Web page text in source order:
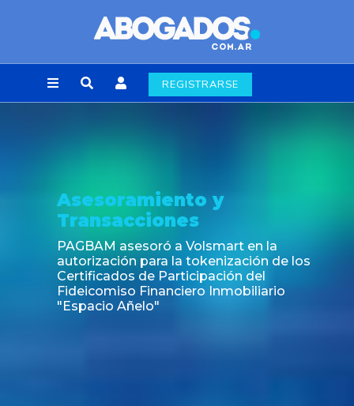
REGISTRARSE
Asesoramiento y
Transacciones
PAGBAM asesoró a Volsmart en la
autorización para la tokenización de los
Certificados de Participación del
Fideicomiso Financiero Inmobiliario
"Espacio Añelo"